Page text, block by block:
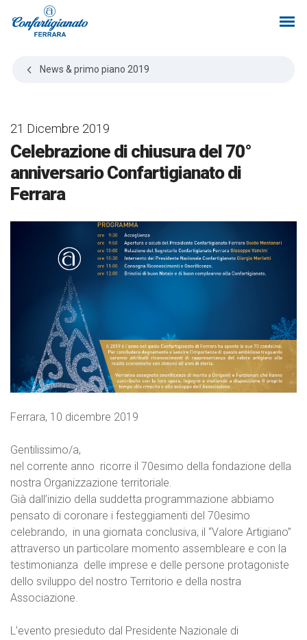
News & primo piano 2019
21 Dicembre 2019
Celebrazione di chiusura del 70°
anniversario Confartigianato di
Ferrara
Ferrara, 10 dicembre 2019
Gentilissimo/a,
nel corrente anno ricorre il 70esimo della fondazione della
nostra Organizzazione territoriale.
Già dall’inizio della suddetta programmazione abbiamo
pensato di coronare i festeggiamenti del 70esimo
celebrando, in una giornata conclusiva, il “Valore Artigiano”
attraverso un particolare momento assembleare e con la
testimonianza delle imprese e delle persone protagoniste
dello sviluppo del nostro Territorio e della nostra
Associazione.
L’evento presieduto dal Presidente Nazionale di